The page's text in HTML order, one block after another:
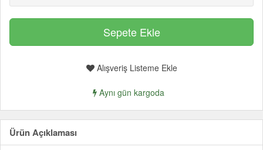
Alışveriş Listeme Ekle
Aynı gün kargoda
Ürün Açıklaması